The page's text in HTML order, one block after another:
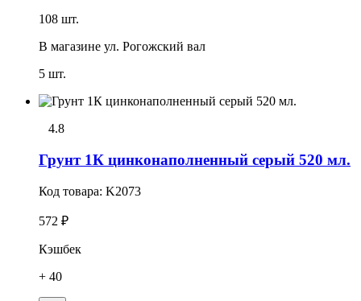
108 шт.
В магазине ул. Рогожский вал
5 шт.
4.8
Грунт 1К цинконаполненный серый 520 мл.
Код товара: K2073
572 ₽
Кэшбек
+ 40